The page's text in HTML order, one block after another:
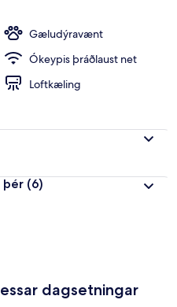
Gæludýravænt
Ókeypis þráðlaust net
Loftkæling
þér (6)
dagsetningar